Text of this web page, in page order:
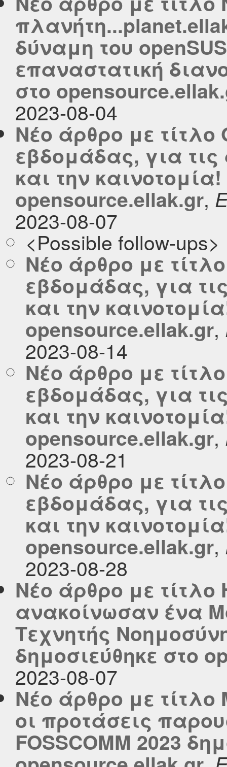
δύναμη του
επαναστατική
στο
2023-08-04
Νέο άρθρο με τίτλο
εβδομάδας, για τις
και την
opensource.ellak.gr,
2023-08-07
<Possible follow-ups>
Νέο άρθρο με
εβδομάδας, για
και την
opensource.ellak.gr,
2023-08-14
Νέο άρθρο με
εβδομάδας, για
και την
opensource.ellak.gr,
2023-08-21
Νέο άρθρο με
εβδομάδας, για
και την
opensource.ellak.gr,
2023-08-28
Νέο άρθρο με τίτλο
ανακοίνωσαν ένα
Τεχνητής
δημοσιεύθηκε στο
2023-08-07
Νέο άρθρο με τίτλο
οι προτάσεις
FOSSCOMM 2023